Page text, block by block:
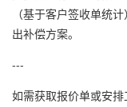
（基于客户签收单统
出补偿方案。
---
如需获取报价单或安